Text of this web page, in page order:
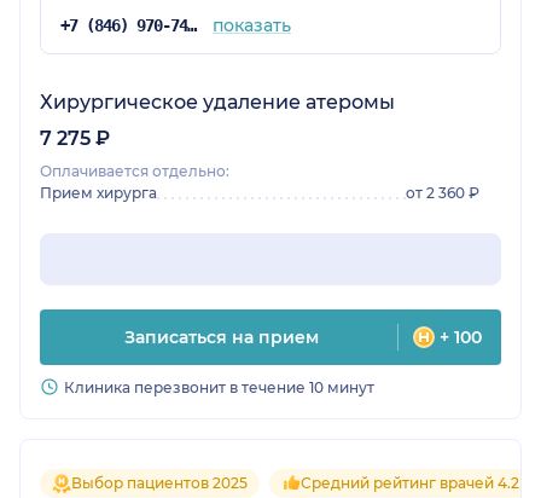
+7 (846) 970-74-07 показать
Хирургическое удаление атеромы
7 275 ₽
Оплачивается отдельно:
Прием хирурга
от 2 360 ₽
Записаться на прием + 100
Клиника перезвонит в течение 10 минут
Выбор пациентов 2025 Средний рейтинг врачей 4.2